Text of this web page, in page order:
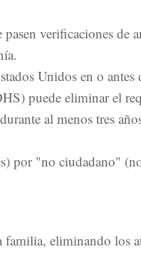
pasen verificaciones
Unidos en o
puede eliminar el
al menos tres
por "no ciudadano"
eliminando los